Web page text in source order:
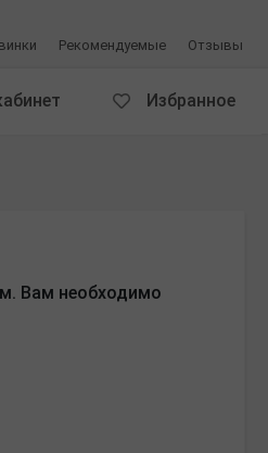
Рекомендуемые Отзывы
Избранное
Вам необходимо